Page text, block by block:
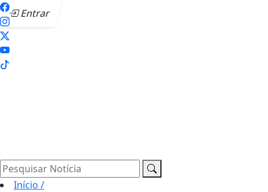
Entrar
Pesquisar Notícia
Início /